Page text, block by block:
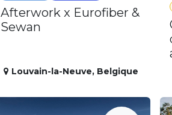
Afterwork x Eurofiber &
Sewan
Louvain-la-Neuve, Belgique